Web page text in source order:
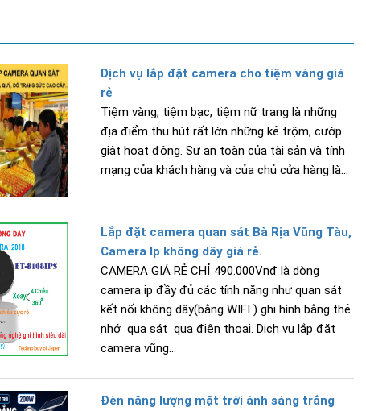
Dịch vụ lắp đặt camera cho tiệm vàng giá
rẻ
Tiệm vàng, tiệm bạc, tiệm nữ trang là những
địa điểm thu hút rất lớn những kẻ trộm, cướp
giật hoạt động. Sự an toàn của tài sản và tính
mạng của khách hàng và của chủ cửa hàng là...
Lắp đặt camera quan sát Bà Rịa Vũng Tàu,
Camera Ip không dây giá rẻ.
CAMERA GIÁ RẺ CHỈ 490.000Vnđ là dòng
camera ip đầy đủ các tính năng như quan sát
kết nối không dây(bằng WIFI ) ghi hình bằng thẻ
nhớ qua sát qua điện thoại. Dịch vụ lắp đặt
camera vũng...
Đèn năng lượng mặt trời ánh sáng trắng